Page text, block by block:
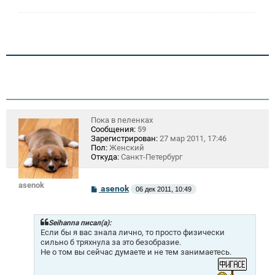
asenok
Пока в пеленках
Сообщения: 59
Зарегистрирован: 27 мар 2011, 17:46
Пол: Женский
Откуда: Санкт-Петербург
С
б
щ
е
н
и
е
asenok 06 дек 2011, 10:49
Seihanna писал(а):
Если бы я вас знала лично, то просто физически
сильно б тряхнула за это безобразие.
Не о том вы сейчас думаете и не тем занимаетесь.